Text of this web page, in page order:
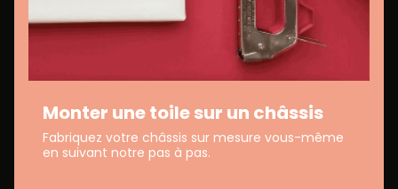
Monter une toile sur un châssis
Fabriquez votre châssis sur mesure vous-même
en suivant notre pas à pas.